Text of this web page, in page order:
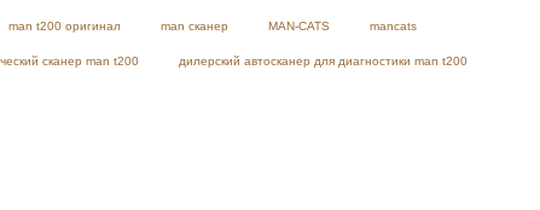
man t200 оригинал man сканер MAN-CATS mancats
сканер man t200 дилерский автосканер для диагностики man t200